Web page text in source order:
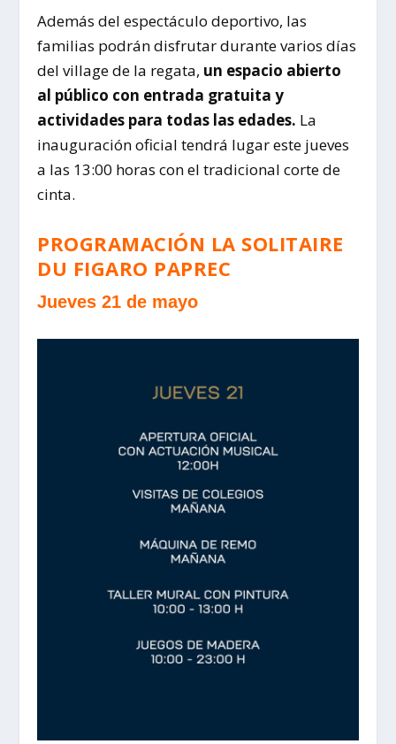
Además del espectáculo deportivo, las
familias podrán disfrutar durante varios días
del village de la regata, un espacio abierto
al público con entrada gratuita y
actividades para todas las edades. La
inauguración oficial tendrá lugar este jueves
a las 13:00 horas con el tradicional corte de
cinta.
PROGRAMACIÓN LA SOLITAIRE
DU FIGARO PAPREC
Jueves 21 de mayo